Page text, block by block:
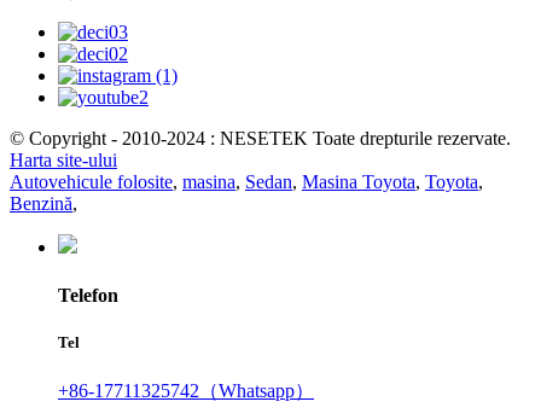
© Copyright - 2010-2024 : NESETEK Toate drepturile rezervate.
Harta site-ului
Autovehicule folosite, masina, Sedan, Masina Toyota, Toyota,
Benzină,
Telefon
Tel
+86-17711325742（Whatsapp）